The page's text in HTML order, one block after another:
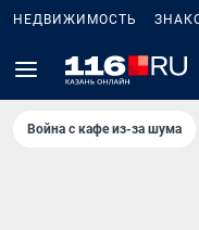
НЕДВИЖИМОСТЬ
Война с кафе из-за шума